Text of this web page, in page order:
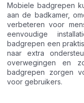
Mobiele badgrepen
aan de badkamer,
verbeteren voor
eenvoudige
badgrepen een
naar extra
overwegingen en
badgrepen zorgen
voor gebruikers.